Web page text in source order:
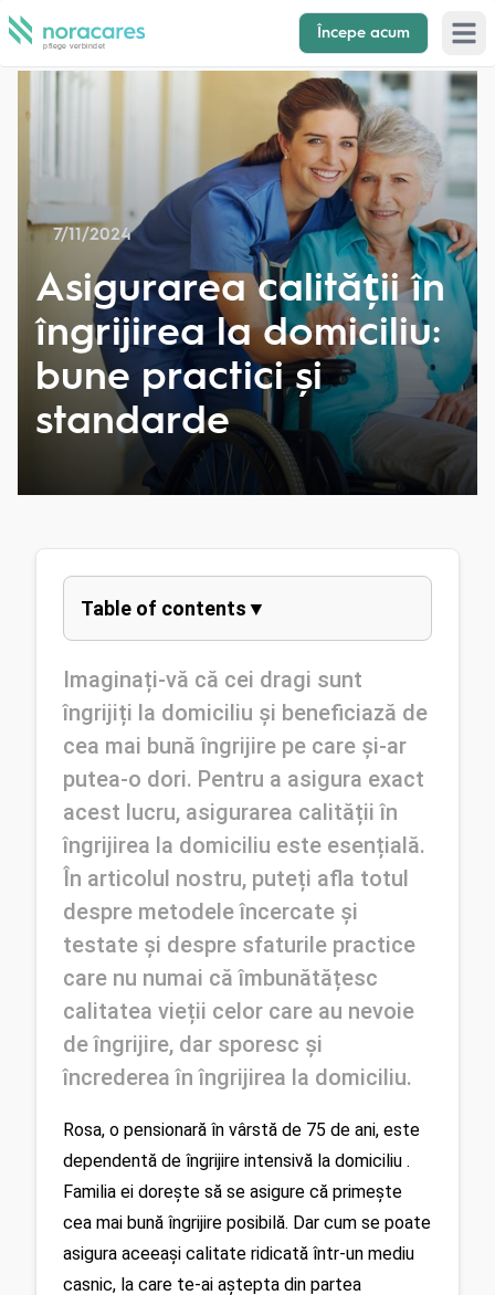
Începe acum Open
7/11/2024
Asigurarea calității în
îngrijirea la domiciliu:
bune practici și
standarde
Table of contents
Imaginați-vă că cei dragi sunt
îngrijiți la domiciliu și beneficiază de
cea mai bună îngrijire pe care și-ar
putea-o dori. Pentru a asigura exact
acest lucru, asigurarea calității în
îngrijirea la domiciliu este esențială.
În articolul nostru, puteți afla totul
despre metodele încercate și
testate și despre sfaturile practice
care nu numai că îmbunătățesc
calitatea vieții celor care au nevoie
de îngrijire, dar sporesc și
încrederea în îngrijirea la domiciliu.
Rosa, o pensionară în vârstă de 75 de ani, este
dependentă de îngrijire intensivă la domiciliu .
Familia ei dorește să se asigure că primește
cea mai bună îngrijire posibilă. Dar cum se poate
asigura aceeași calitate ridicată într-un mediu
casnic, la care te-ai aștepta din partea